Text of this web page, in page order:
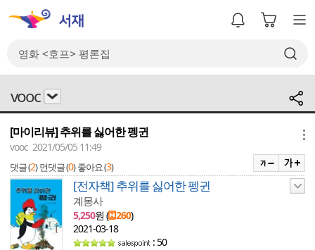
vooc
[마이리뷰] 추위를 싫어한 펭귄
vooc 2021/05/05 11:49
댓글 (2) 먼댓글 (0) 좋아요 (3)
[전자책] 추위를 싫어한 펭귄
계몽사
5,250원 ( 260)
2021-03-18
: 50